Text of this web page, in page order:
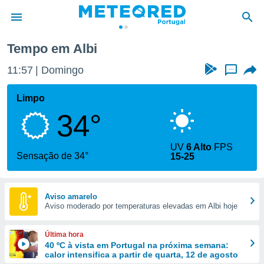
da
foi
fornecidas
a este
das
e
forma
digital
Tempo em Albi
11:57 Domingo ...
Limpo
34°
Sensação de 34°
UV6 Alto FPS
15-25
Aviso amarelo
Aviso moderado por temperaturas elevadas em Albi hoje
Última hora
40 ºC à vista em Portugal na próxima semana:
calor intensifica a partir de quarta, 12 de agosto